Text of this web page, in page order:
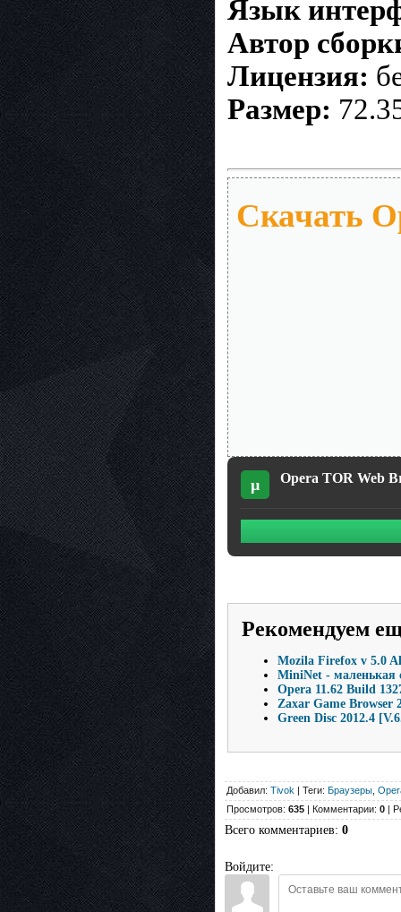
Язык
Автор
Лицензия:
Размер:
Скачать
µ Opera TOR Web
Рекомендуем
Мozila Firefox v 5.0
MiniNet - маленькая
Opera 11.62 Build
Zaxar Game Browser
Green Disc 2012.4
Добавил: Tivok | Теги: Браузеры
Просмотров: 635 | Комментарии: 0 |
Всего комментариев: 0
Войдите: